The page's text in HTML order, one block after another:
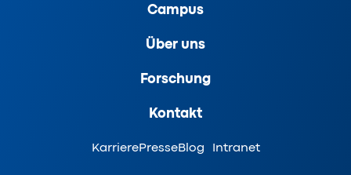
Campus
Über uns
Forschung
Kontakt
KarrierePresseBlog Intranet